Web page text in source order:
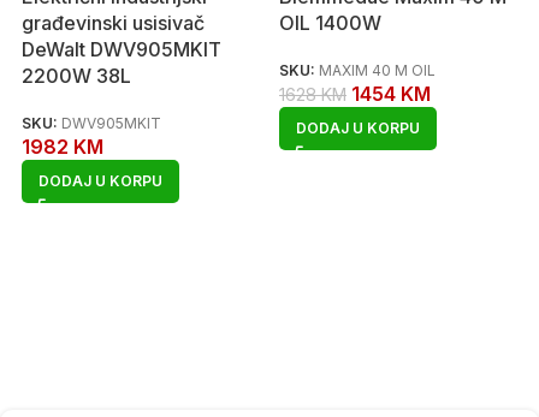
građevinski usisivač
DeWalt DWV905MKIT
2200W 38L
SKU: DWV905MKIT
1982 KM
DODAJ U KORPU
OIL 1400W
SKU: MAXIM 40 M OIL
1628KM 1454 KM
DODAJ U KORPU